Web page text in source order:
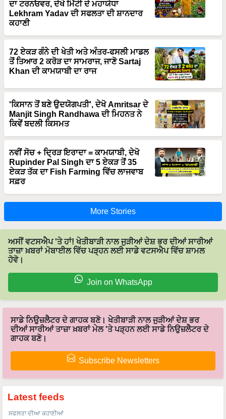
ਦਾ ਟਰਨਓਵਰ, ਦੇਖੋ ਮਿੱਟੀ ਦੇ ਮਹਾਯੋਧਾ
Lekhram Yadav ਦੀ ਸਫਲਤਾ ਦੀ ਸ਼ਾਨਦਾਰ
ਕਹਾਣੀ
72 ਏਕੜ ਗੰਨੇ ਦੀ ਖੇਤੀ ਅਤੇ ਅੰਤਰ-ਫਸਲੀ ਮਾਡਲ
ਤੋਂ ਤਿਆਰ 2 ਕਰੋੜ ਦਾ ਸਾਮਰਾਜ, ਜਾਣੋ Sartaj
Khan ਦੀ ਕਾਮਯਾਬੀ ਦਾ ਰਾਜ
'ਕਿਸਾਨ ਤੋਂ ਬਣੇ ਉਦਯੋਗਪਤੀ', ਦੇਖੋ Amritsar ਦੇ
Manjit Singh Randhawa ਦੀ ਮਿਹਨਤ ਨੇ
ਕਿਵੇਂ ਬਦਲੀ ਕਿਸਮਤ
ਨਵੀਂ ਸੋਚ + ਦ੍ਰਿੜ ਇਰਾਦਾ = ਕਾਮਯਾਬੀ, ਦੇਖੋ
Rupinder Pal Singh ਦਾ 5 ਏਕੜ ਤੋਂ 35
ਏਕੜ ਤੱਕ ਦਾ Fish Farming ਵਿੱਚ ਲਾਜਵਾਬ
ਸਫ਼ਰ
More Stories
ਅਸੀਂ ਵਟਸਐਪ 'ਤੇ ਹਾਂ! ਖੇਤੀਬਾੜੀ ਨਾਲ ਜੁੜੀਆਂ ਦੇਸ਼ ਭਰ ਦੀਆਂ ਸਾਰੀਆਂ
ਤਾਜ਼ਾ ਖ਼ਬਰਾਂ ਮੋਬਾਈਲ ਵਿੱਚ ਪੜ੍ਹਨ ਲਈ ਸਾਡੇ ਵਟਸਐਪ ਵਿੱਚ ਸ਼ਾਮਲ
ਹੋਵੋ।
Join on WhatsApp
ਸਾਡੇ ਨਿਉਜ਼ਲੈਟਰ ਦੇ ਗਾਹਕ ਬਣੋ। ਖੇਤੀਬਾੜੀ ਨਾਲ ਜੁੜੀਆਂ ਦੇਸ਼ ਭਰ
ਦੀਆਂ ਸਾਰੀਆਂ ਤਾਜ਼ਾ ਖ਼ਬਰਾਂ ਮੇਲ 'ਤੇ ਪੜ੍ਹਨ ਲਈ ਸਾਡੇ ਨਿਉਜ਼ਲੈਟਰ ਦੇ
ਗਾਹਕ ਬਣੋ।
Subscribe Newsletters
Latest feeds
ਸਫਲਤਾ ਦੀਆ ਕਹਾਣੀਆਂ